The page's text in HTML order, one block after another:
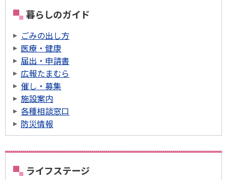
暮らしのガイド
ごみの出し方
医療・健康
届出・申請書
広報たまむら
催し・募集
施設案内
各種相談窓口
防災情報
ライフステージ